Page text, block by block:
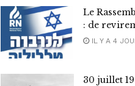
Le
: de
IL Y A 4
30 juillet